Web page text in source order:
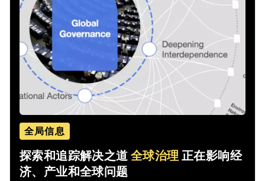
全局信息
探索和追踪解决之道全球治理 正在影响经
济、产业和全球问题